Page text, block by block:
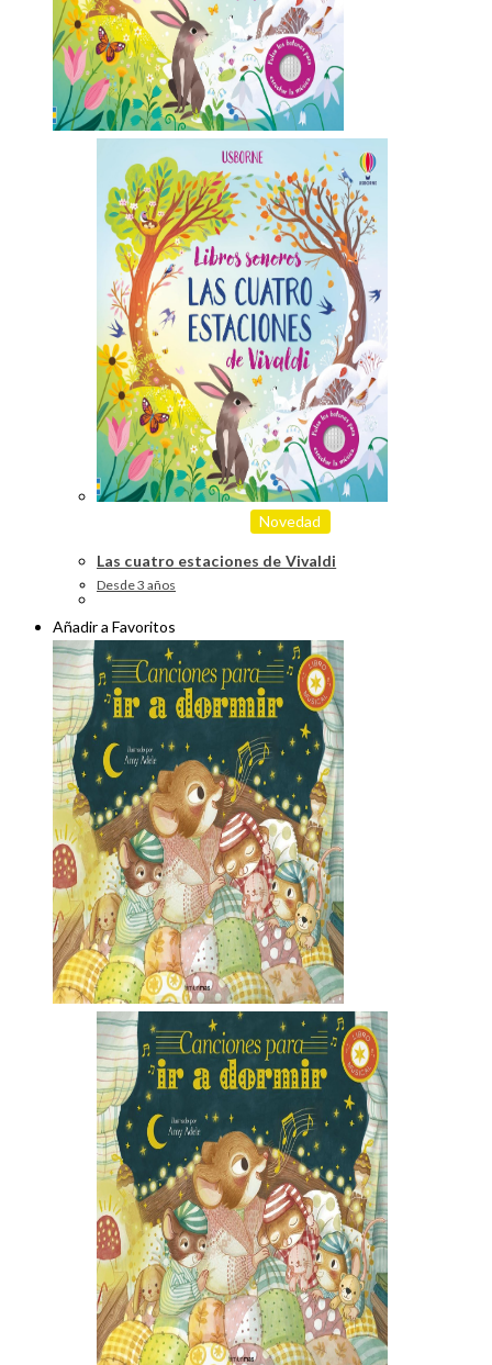
Novedad
Las cuatro estaciones de Vivaldi
Desde 3 años
Añadir a Favoritos